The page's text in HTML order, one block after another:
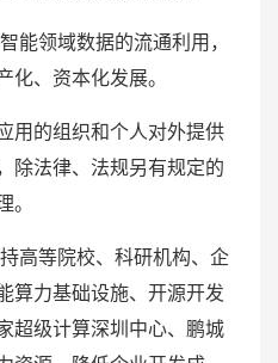
领域数据的流通利用，
化、资本化发展。
的组织和个人对外提供
除法律、法规另有规定的
。
等院校、科研机构、企
算力基础设施、开源开发
超级计算深圳中心、鹏城